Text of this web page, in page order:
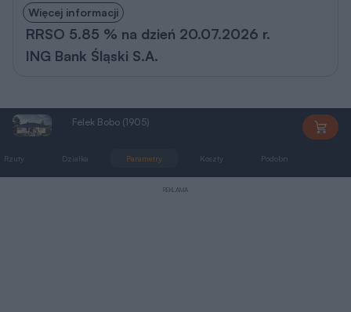
Więcej informacji
RRSO 5.85 % na dzień 20.07.2026 r.
ING Bank Śląski S.A.
Felek Bobo (1905)
Rzuty Działka Parametry Koszty Podobne
REKLAMA